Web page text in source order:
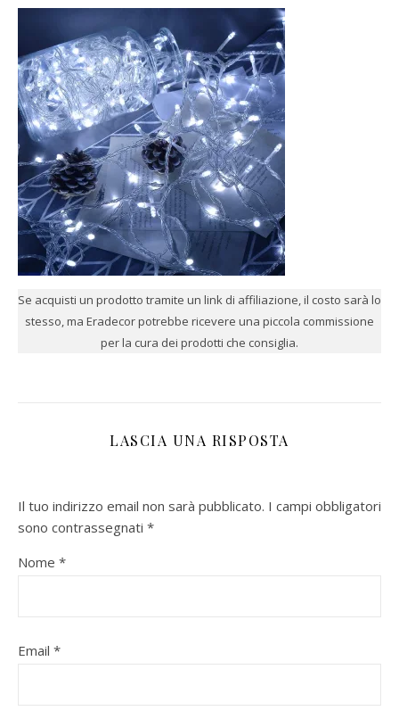
Se acquisti un prodotto tramite un link di affiliazione, il costo sarà lo
stesso, ma Eradecor potrebbe ricevere una piccola commissione
per la cura dei prodotti che consiglia.
LASCIA UNA RISPOSTA
Il tuo indirizzo email non sarà pubblicato. I campi obbligatori
sono contrassegnati *
Nome *
Email *